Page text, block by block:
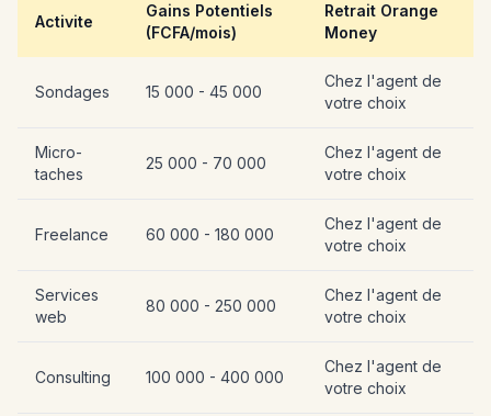
Activite
Gains Potentiels
(FCFA/mois)
Retrait Orange
Money
Sondages 15 000 - 45 000
Chez l'agent de
votre choix
Micro-
taches
25 000 - 70 000
Chez l'agent de
votre choix
Freelance 60 000 - 180 000
Chez l'agent de
votre choix
Services
web
80 000 - 250 000
Chez l'agent de
votre choix
Consulting 100 000 - 400 000
Chez l'agent de
votre choix